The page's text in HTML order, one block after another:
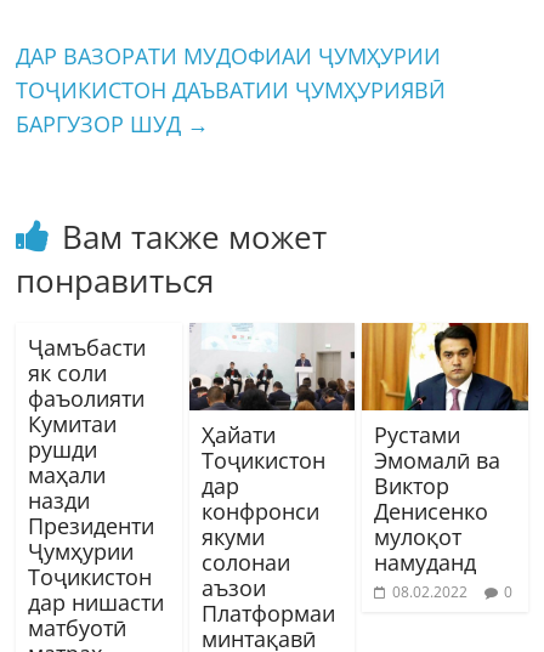
ДАР ВАЗОРАТИ МУДОФИАИ ҶУМҲУРИИ
ТОҶИКИСТОН ДАЪВАТИИ ҶУМҲУРИЯВӢ
БАРГУЗОР ШУД →
Вам также может
понравиться
Ҷамъбасти
як соли
фаъолияти
Кумитаи
рушди
маҳали
назди
Президенти
Ҷумҳурии
Тоҷикистон
дар нишасти
матбуотӣ
Ҳайати
Тоҷикистон
дар
конфронси
якуми
солонаи
аъзои
Платформаи
минтақавӣ
Рустами
Эмомалӣ ва
Виктор
Денисенко
мулоқот
намуданд
08.02.2022 0